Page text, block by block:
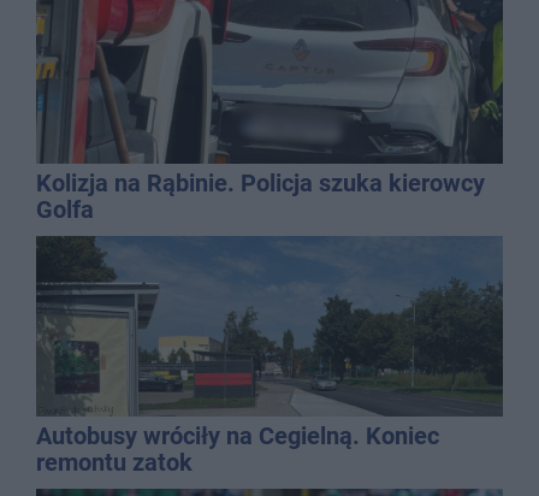
Kolizja na Rąbinie. Policja szuka kierowcy
Golfa
Autobusy wróciły na Cegielną. Koniec
remontu zatok